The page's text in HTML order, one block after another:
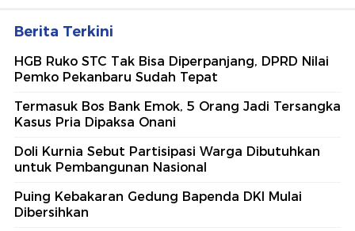
Berita Terkini
HGB Ruko STC Tak Bisa Diperpanjang, DPRD Nilai
Pemko Pekanbaru Sudah Tepat
Termasuk Bos Bank Emok, 5 Orang Jadi Tersangka
Kasus Pria Dipaksa Onani
Doli Kurnia Sebut Partisipasi Warga Dibutuhkan
untuk Pembangunan Nasional
Puing Kebakaran Gedung Bapenda DKI Mulai
Dibersihkan